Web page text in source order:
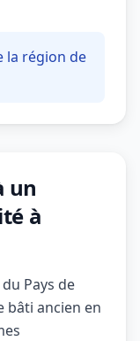
la région de
un
à
Pays de
bâti ancien en